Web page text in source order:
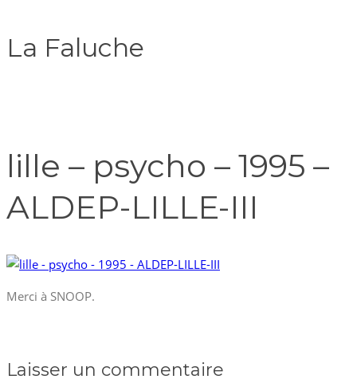
La Faluche
lille – psycho – 1995 –
ALDEP-LILLE-III
Merci à SNOOP.
Laisser un commentaire